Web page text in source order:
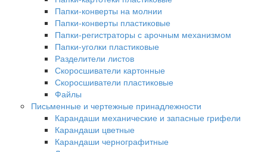
Папки-конверты на молнии
Папки-конверты пластиковые
Папки-регистраторы с арочным механизмом
Папки-уголки пластиковые
Разделители листов
Скоросшиватели картонные
Скоросшиватели пластиковые
Файлы
Письменные и чертежные принадлежности
Карандаши механические и запасные грифели
Карандаши цветные
Карандаши чернографитные